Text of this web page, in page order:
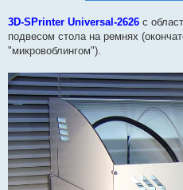
3D-SPrinter Universal-2626 с
подвесом стола на ремнях
"микровоблингом").